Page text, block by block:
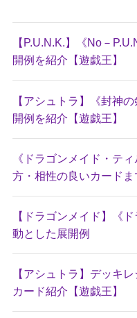
【P.U.N.K.】《No－
開例を紹介【遊戯王】
【アシュトラ】《封神
開例を紹介【遊戯王】
《ドラゴンメイド・テ
方・相性の良いカードま
【ドラゴンメイド】《
動とした展開例
【アシュトラ】デッキ
カード紹介【遊戯王】